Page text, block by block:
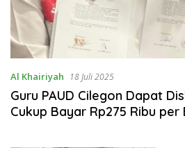
Al Khairiyah 18 Juli 2025
Guru PAUD Cilegon Dapat
Cukup Bayar Rp275 Ribu per